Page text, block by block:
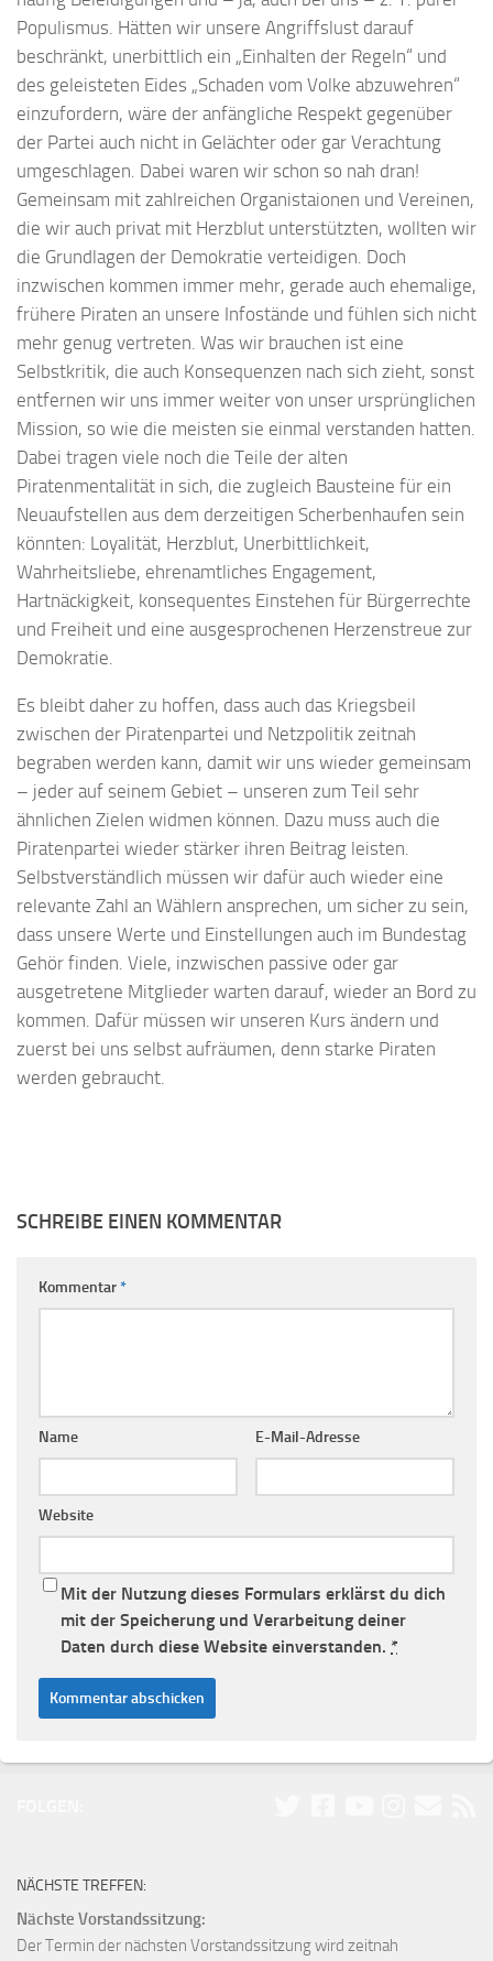
Populismus. Hätten wir unsere Angriffslust darauf
beschränkt, unerbittlich ein „Einhalten der Regeln“ und
des geleisteten Eides „Schaden vom Volke abzuwehren“
einzufordern, wäre der anfängliche Respekt gegenüber
der Partei auch nicht in Gelächter oder gar Verachtung
umgeschlagen. Dabei waren wir schon so nah dran!
Gemeinsam mit zahlreichen Organistaionen und Vereinen,
die wir auch privat mit Herzblut unterstützten, wollten wir
die Grundlagen der Demokratie verteidigen. Doch
inzwischen kommen immer mehr, gerade auch ehemalige,
frühere Piraten an unsere Infostände und fühlen sich nicht
mehr genug vertreten. Was wir brauchen ist eine
Selbstkritik, die auch Konsequenzen nach sich zieht, sonst
entfernen wir uns immer weiter von unser ursprünglichen
Mission, so wie die meisten sie einmal verstanden hatten.
Dabei tragen viele noch die Teile der alten
Piratenmentalität in sich, die zugleich Bausteine für ein
Neuaufstellen aus dem derzeitigen Scherbenhaufen sein
könnten: Loyalität, Herzblut, Unerbittlichkeit,
Wahrheitsliebe, ehrenamtliches Engagement,
Hartnäckigkeit, konsequentes Einstehen für Bürgerrechte
und Freiheit und eine ausgesprochenen Herzenstreue zur
Demokratie.
Es bleibt daher zu hoffen, dass auch das Kriegsbeil
zwischen der Piratenpartei und Netzpolitik zeitnah
begraben werden kann, damit wir uns wieder gemeinsam
– jeder auf seinem Gebiet – unseren zum Teil sehr
ähnlichen Zielen widmen können. Dazu muss auch die
Piratenpartei wieder stärker ihren Beitrag leisten.
Selbstverständlich müssen wir dafür auch wieder eine
relevante Zahl an Wählern ansprechen, um sicher zu sein,
dass unsere Werte und Einstellungen auch im Bundestag
Gehör finden. Viele, inzwischen passive oder gar
ausgetretene Mitglieder warten darauf, wieder an Bord zu
kommen. Dafür müssen wir unseren Kurs ändern und
zuerst bei uns selbst aufräumen, denn starke Piraten
werden gebraucht.
SCHREIBE EINEN KOMMENTAR
Kommentar*
Name E-Mail-Adresse
Website
Mit der Nutzung dieses Formulars erklärst du dich
mit der Speicherung und Verarbeitung deiner
Daten durch diese Website einverstanden. *
NÄCHSTE TREFFEN:
Nächste Vorstandssitzung:
Der Termin der nächsten Vorstandssitzung wird zeitnah